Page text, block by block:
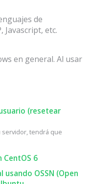
de
Javascript, etc.
en general. Al usar
(resetear
servidor, tendrá que
CentOS 6
OSSN (Open